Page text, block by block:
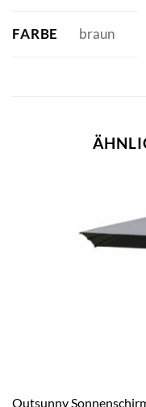
FARBE braun
Outsunny